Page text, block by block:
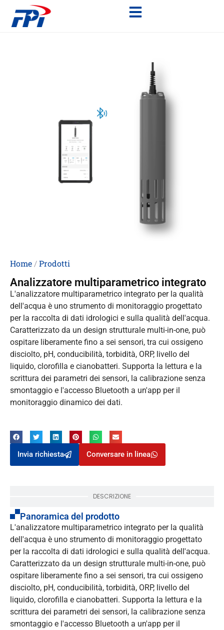
Home/Prodotti
Analizzatore multiparametrico integrato
L'analizzatore multiparametrico integrato per la qualità
dell'acqua è uno strumento di monitoraggio progettato
per la raccolta di dati idrologici e sulla qualità dell'acqua.
Caratterizzato da un design strutturale multi-in-one, può
ospitare liberamente fino a sei sensori, tra cui ossigeno
disciolto, pH, conducibilità, torbidità, ORP, livello del
liquido, clorofilla e cianobatteri. Supporta la lettura e la
scrittura dei parametri dei sensori, la calibrazione senza
smontaggio e l'accesso Bluetooth a un'app per il
monitoraggio dinamico dei dati.
Invia richiesta Conversare in linea
DESCRIZIONE
Panoramica del prodotto
L'analizzatore multiparametrico integrato per la qualità
dell'acqua è uno strumento di monitoraggio progettato
per la raccolta di dati idrologici e sulla qualità dell'acqua.
Caratterizzato da un design strutturale multi-in-one, può
ospitare liberamente fino a sei sensori, tra cui ossigeno
disciolto, pH, conducibilità, torbidità, ORP, livello del
liquido, clorofilla e cianobatteri. Supporta la lettura e la
scrittura dei parametri dei sensori, la calibrazione senza
smontaggio e l'accesso Bluetooth a un'app per il